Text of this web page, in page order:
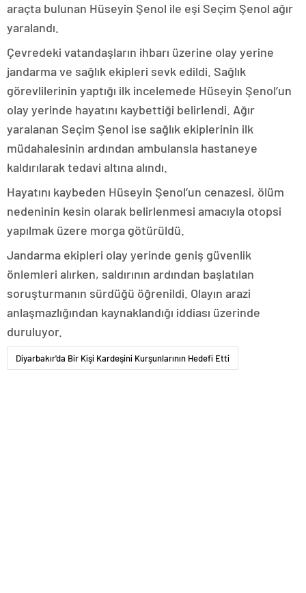
araçta bulunan Hüseyin Şenol ile eşi Seçim Şenol ağır
yaralandı.
Çevredeki vatandaşların ihbarı üzerine olay yerine
jandarma ve sağlık ekipleri sevk edildi. Sağlık
görevlilerinin yaptığı ilk incelemede Hüseyin Şenol’un
olay yerinde hayatını kaybettiği belirlendi. Ağır
yaralanan Seçim Şenol ise sağlık ekiplerinin ilk
müdahalesinin ardından ambulansla hastaneye
kaldırılarak tedavi altına alındı.
Hayatını kaybeden Hüseyin Şenol’un cenazesi, ölüm
nedeninin kesin olarak belirlenmesi amacıyla otopsi
yapılmak üzere morga götürüldü.
Jandarma ekipleri olay yerinde geniş güvenlik
önlemleri alırken, saldırının ardından başlatılan
soruşturmanın sürdüğü öğrenildi. Olayın arazi
anlaşmazlığından kaynaklandığı iddiası üzerinde
duruluyor.
Diyarbakır'da Bir Kişi Kardeşini Kurşunlarının Hedefi Etti